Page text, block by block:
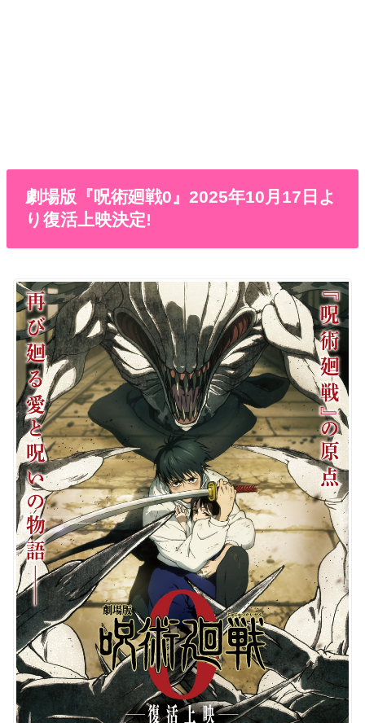
劇場版『呪術廻戦0』2025年10月17日よ
り復活上映決定!